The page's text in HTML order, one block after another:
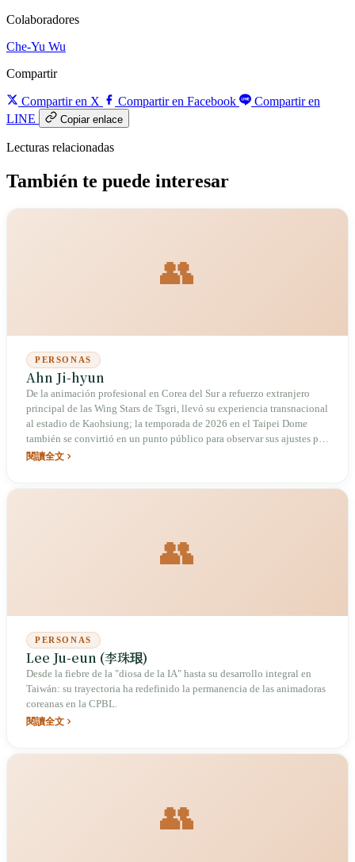
Colaboradores
Che-Yu Wu
Compartir
Compartir en X Compartir en Facebook
Compartir en
LINE
Copiar enlace
Lecturas relacionadas
También te puede interesar
👥
PERSONAS
Ahn Ji-hyun
De la animación profesional en Corea del Sur a refuerzo extranjero
principal de las Wing Stars de Tsgri, llevó su experiencia transnacional
al estadio de Kaohsiung; la temporada de 2026 en el Taipei Dome
también se convirtió en un punto público para observar sus ajustes por
lesión y su papel desde la banda.
閱讀全文
👥
PERSONAS
Lee Ju-eun (李珠珢)
Desde la fiebre de la "diosa de la IA" hasta su desarrollo integral en
Taiwán: su trayectoria ha redefinido la permanencia de las animadoras
coreanas en la CPBL.
閱讀全文
👥